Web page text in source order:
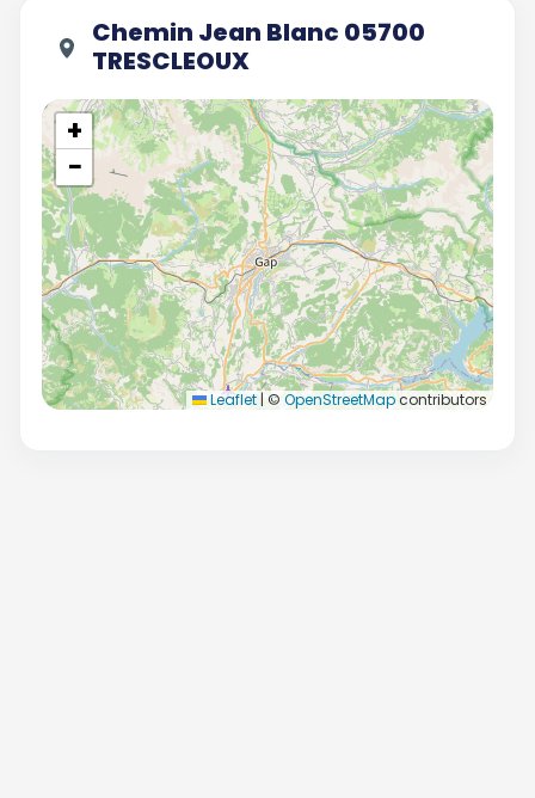
Chemin Jean Blanc 05700
TRESCLEOUX
+
−
Leaflet | © OpenStreetMapcontributors